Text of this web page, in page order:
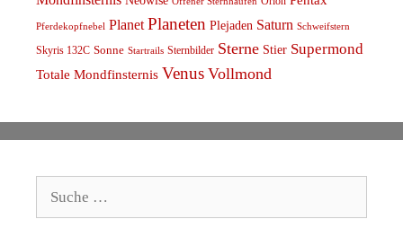
Pferdekopfnebel Planet Planeten Plejaden Saturn Schweifstern
Skyris 132C Sonne Startrails Sternbilder Sterne Stier Supermond
Totale Mondfinsternis Venus Vollmond